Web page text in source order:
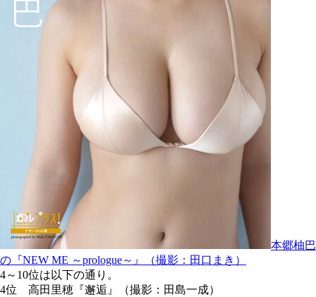
本郷柚巴
の『NEW ME ～prologue～』（撮影：田口まき）
4～10位は以下の通り。
4位 高田里穂『邂逅』（撮影：田島一成）